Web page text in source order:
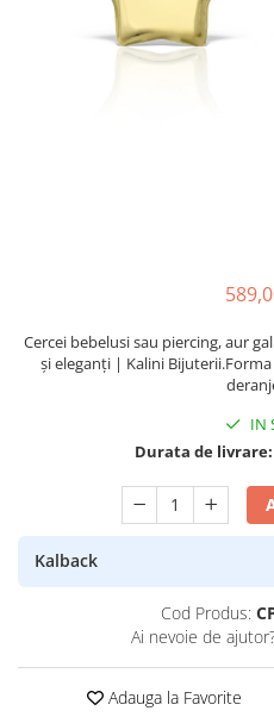
Cercei bebelusi sau piercing, aur
și eleganți | Kalini
IN
Durata de livrare:
Kalback
Cod Produs:
Ai nevoie de
Adauga la Favorite